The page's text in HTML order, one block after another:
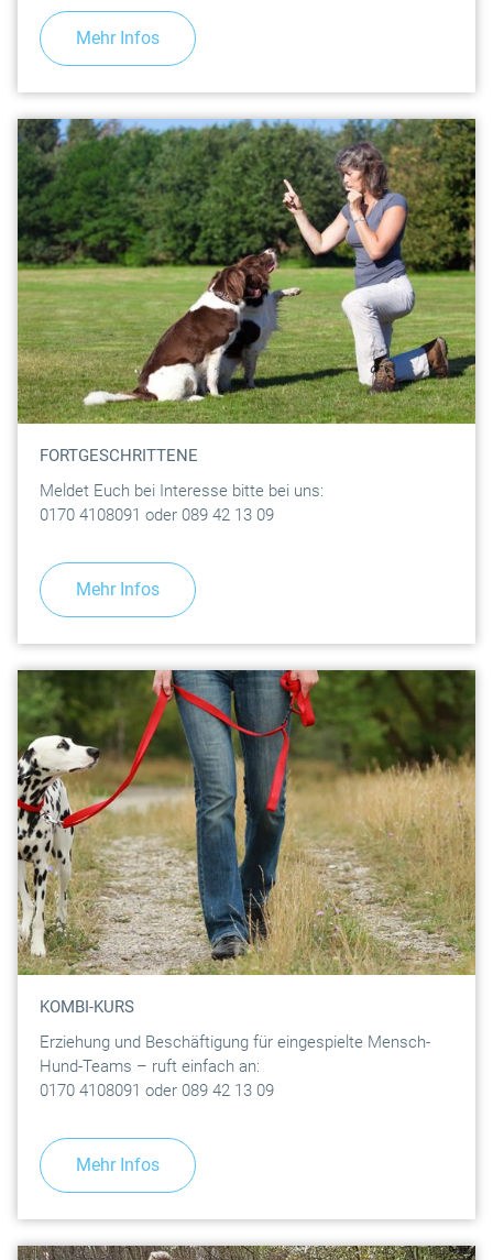
Mehr Infos
FORTGESCHRITTENE
Meldet Euch bei Interesse bitte bei uns:
0170 4108091 oder 089 42 13 09
Mehr Infos
KOMBI-KURS
Erziehung und Beschäftigung für eingespielte Mensch-
Hund-Teams – ruft einfach an:
0170 4108091 oder 089 42 13 09
Mehr Infos